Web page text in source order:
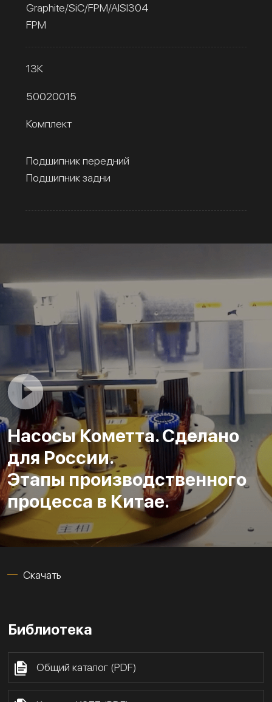
Graphite/SiC/FPM/AISI304
FPM
13К
50020015
Комплект
Подшипник передний
Подшипник задни
Насосы Кометта. Сделано
для России.
Этапы производственного
процесса в Китае.
Скачать
Библиотека
Общий каталог (PDF)